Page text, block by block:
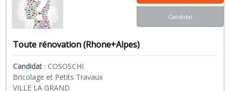
Toute rénovation (Rhone+Alpes)
Candidat : COSOSCHI
Bricolage et Petits Travaux
VILLE LA GRAND
Candidat